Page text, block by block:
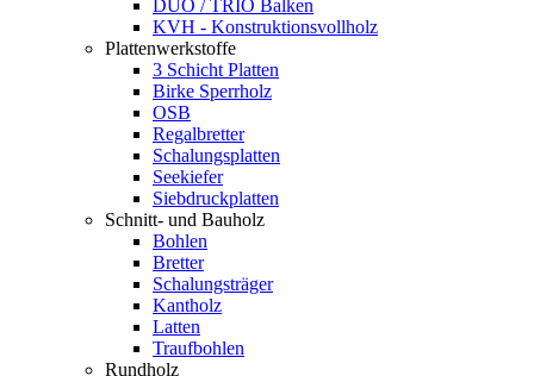
DUO / TRIO Balken
KVH - Konstruktionsvollholz
Plattenwerkstoffe
3 Schicht Platten
Birke Sperrholz
OSB
Regalbretter
Schalungsplatten
Seekiefer
Siebdruckplatten
Schnitt- und Bauholz
Bohlen
Bretter
Schalungsträger
Kantholz
Latten
Traufbohlen
Rundholz